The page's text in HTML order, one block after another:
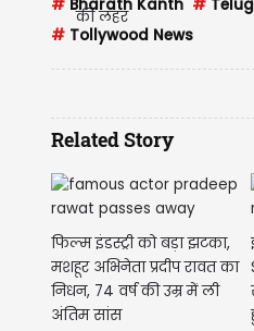
# Bharath Kanth #
# Tollywood News
Related Story
फिल्म इंडस्ट्री को बड़ा झटका,
मशहूर अभिनेता प्रदीप रावत का
निधन, 74 वर्ष की उम्र में ली
अंतिम सांस